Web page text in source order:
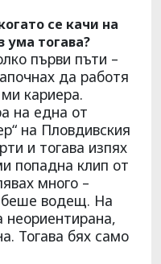
се качи на
ума тогава?
първи пъти –
да работя
кариера.
на една от
на Пловдивския
и тогава изпях
попадна клип от
много –
водещ. На
Тогава бях само